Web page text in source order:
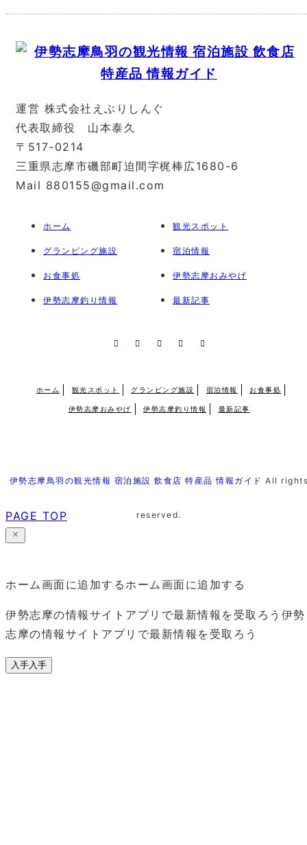
運営 株式会社えぶりしんぐ
代表取締役 山本泰久
〒517-0214
三重県志摩市磯部町迫間字梶棒広1680-6
Mail 880155@gmail.com
ホーム 観光スポット
グランピング施設 宿泊情報
お食事処 伊勢志摩おみやげ
伊勢志摩釣り情報 最新記事
Facebook
Instagram
Pinterest
RSS
ホーム 観光スポット グランピング施設 宿泊情報 お食事処
伊勢志摩おみやげ 伊勢志摩釣り情報 最新記事
伊勢志摩鳥羽の観光情報 宿泊施設 飲食店 特産品 情報ガイド All
reserved.
PAGE TOP
ホーム画面に追加する ホーム画面に追加する
伊勢志摩の情報サイトアプリで最新情報を受取ろう 伊勢
志摩の情報サイトアプリで最新情報を受取ろう
入手 入手